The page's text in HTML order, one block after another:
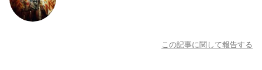
この記事に関して報告する